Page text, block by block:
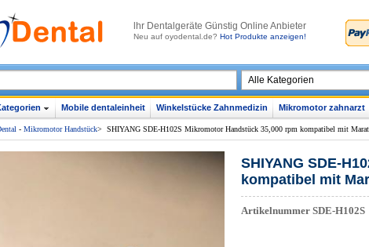
lhr Dentalgeräte Günstig Online Anbieter
Neu auf oyodental.de? Hot Produkte anzeigen!
Mobile dentaleinheit Winkelstücke Zahnmedizin Mikromotor zahnarzt
- Mikromotor Handstück> SHIYANG SDE-H102S Mikromotor Handstück 35,000 rpm kompatibel mit
SHIYANG SDE-
kompatibel mit
Artikelnummer SDE-H102S